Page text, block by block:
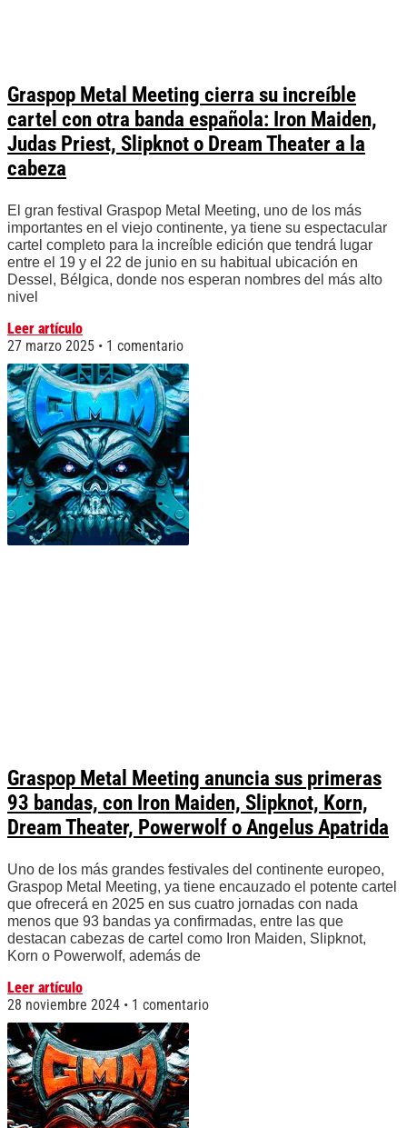
Graspop Metal Meeting cierra su increíble
cartel con otra banda española: Iron Maiden,
Judas Priest, Slipknot o Dream Theater a la
cabeza
El gran festival Graspop Metal Meeting, uno de los más
importantes en el viejo continente, ya tiene su espectacular
cartel completo para la increíble edición que tendrá lugar
entre el 19 y el 22 de junio en su habitual ubicación en
Dessel, Bélgica, donde nos esperan nombres del más alto
nivel
Leer artículo
27 marzo 2025
1 comentario
Graspop Metal Meeting anuncia sus primeras
93 bandas, con Iron Maiden, Slipknot, Korn,
Dream Theater, Powerwolf o Angelus Apatrida
Uno de los más grandes festivales del continente europeo,
Graspop Metal Meeting, ya tiene encauzado el potente cartel
que ofrecerá en 2025 en sus cuatro jornadas con nada
menos que 93 bandas ya confirmadas, entre las que
destacan cabezas de cartel como Iron Maiden, Slipknot,
Korn o Powerwolf, además de
Leer artículo
28 noviembre 2024
1 comentario